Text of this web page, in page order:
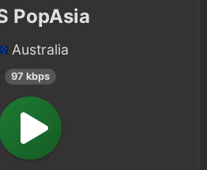
PopAsia
Australia
97 kbps